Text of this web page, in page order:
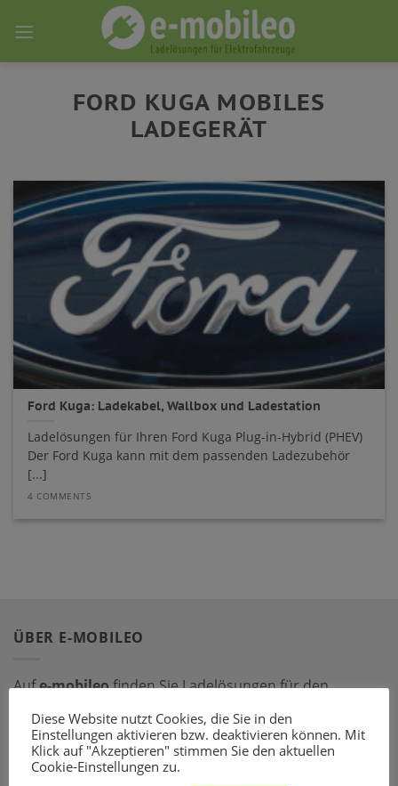
FORD KUGA MOBILES
LADEGERÄT
Ford Kuga: Ladekabel, Wallbox und Ladestation
Ladelösungen für Ihren Ford Kuga Plug-in-Hybrid (PHEV)
Der Ford Kuga kann mit dem passenden Ladezubehör
[...]
4 COMMENTS
ÜBER E-MOBILEO
Aufe-mobileofinden Sie Ladelösungen für den
bei einem unserer zahlreichen Partner – mit dem
passenden Ladeequipment sind Sie für jede Situation
gerüstet!
Diese Website nutzt Cookies, die Sie in den
Einstellungen aktivieren bzw. deaktivieren können. Mit
Klick auf "Akzeptieren" stimmen Sie den aktuellen
Cookie-Einstellungen zu.